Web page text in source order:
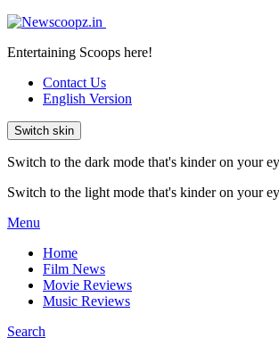
Entertaining Scoops here!
Contact Us
English Version
Switch skin
Switch to the dark mode that's kinder on your
Switch to the light mode that's kinder on your
Menu
Home
Film News
Movie Reviews
Music Reviews
Search